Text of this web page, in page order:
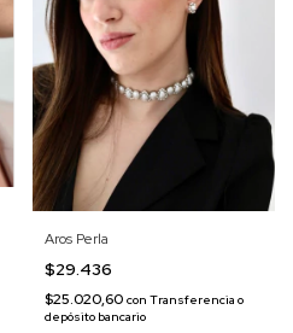
Aros Perla
$29.436
$25.020,60 con Transferencia o
depósito bancario